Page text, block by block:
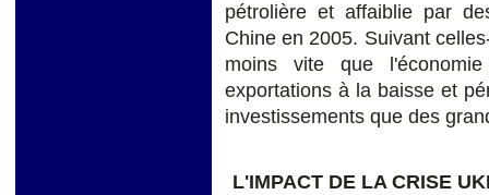
pétrolière et affaiblie par
Chine en 2005. Suivant
moins vite que
exportations à la baisse et
investissements que des
L'IMPACT DE LA CRISE